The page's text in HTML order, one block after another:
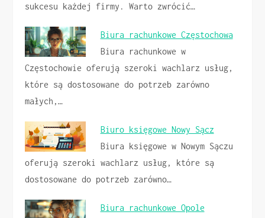
sukcesu każdej firmy. Warto zwrócić…
Biura rachunkowe Częstochowa
Biura rachunkowe w
Częstochowie oferują szeroki wachlarz usług,
które są dostosowane do potrzeb zarówno
małych,…
Biuro księgowe Nowy Sącz
Biura księgowe w Nowym Sączu
oferują szeroki wachlarz usług, które są
dostosowane do potrzeb zarówno…
Biura rachunkowe Opole